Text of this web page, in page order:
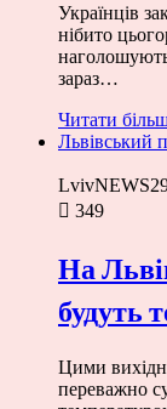
Українців
нібито
зараз…
Читати
Львівський
LvivNEWS
349
На
будуть
Цими
переважно